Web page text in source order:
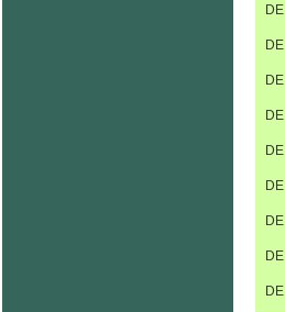
DE
DE
DE
DE
DE
DE
DE
DE
DE